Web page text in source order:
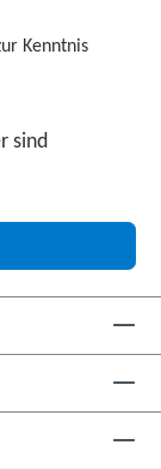
Kenntnis
sind